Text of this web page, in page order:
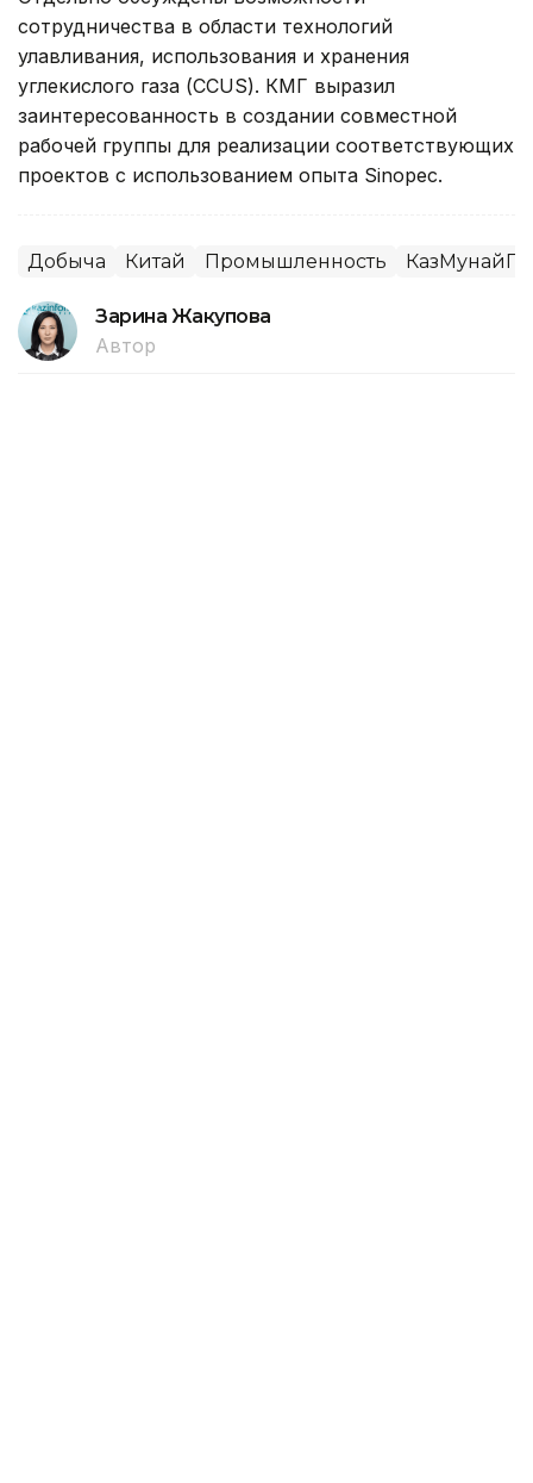
сотрудничества в области технологий
улавливания, использования и хранения
углекислого газа (CCUS). КМГ выразил
заинтересованность в создании совместной
рабочей группы для реализации соответствующих
проектов с использованием опыта Sinopec.
Добыча Китай Промышленность
Зарина Жакупова
Автор